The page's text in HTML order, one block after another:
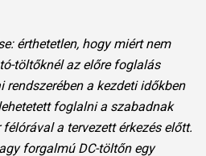
érthetetlen, hogy miért nem
töltőknél az előre foglalás
rendszerében a kezdeti időkben
foglalni a szabadnak
a tervezett érkezés előtt.
forgalmú DC-töltőn egy